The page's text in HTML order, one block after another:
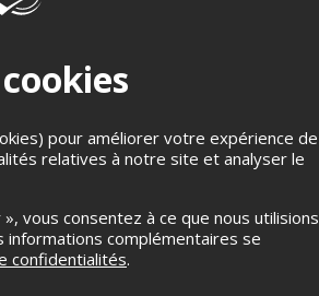
pour améliorer votre expérience de
relatives à notre site et analyser le
vous consentez à ce que nous utilisions
complémentaires se
confidentialités.